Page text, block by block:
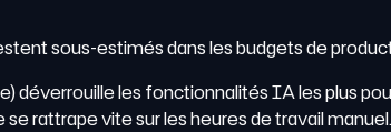
sous-estimés dans les budgets de
déverrouille les fonctionnalités IA les plus
rattrape vite sur les heures de travail manuel.